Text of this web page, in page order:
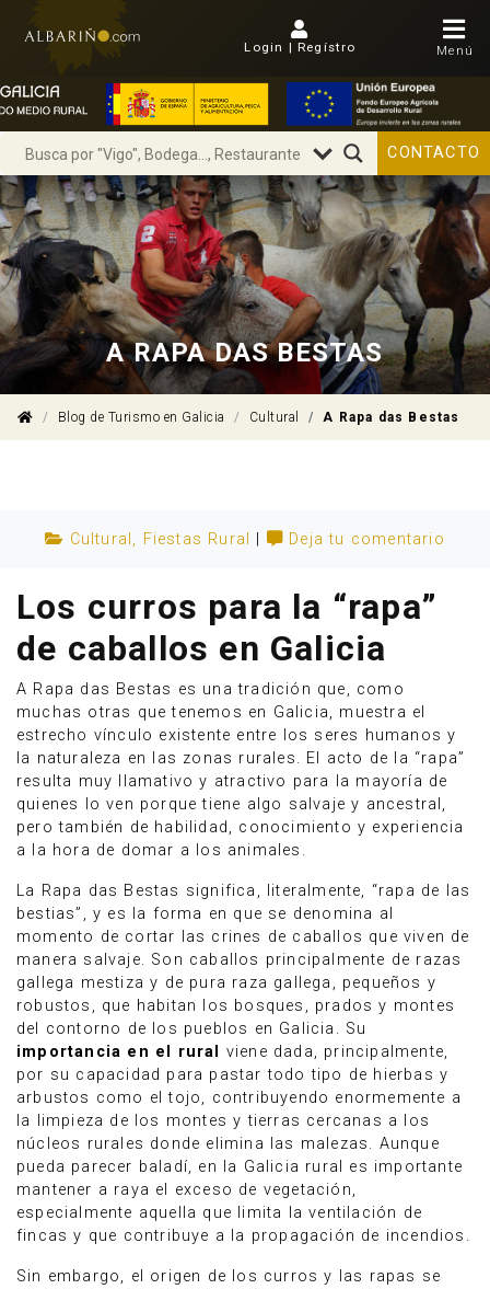
Login | Regístro Menú
CONTACTO
A RAPA DAS BESTAS
Blog de Turismo en Galicia Cultural A Rapa das Bestas
Cultural , Fiestas Rural Deja tu comentario
Los curros para la “rapa”
de caballos en Galicia
A Rapa das Bestas es una tradición que, como
muchas otras que tenemos en Galicia, muestra el
estrecho vínculo existente entre los seres humanos y
la naturaleza en las zonas rurales. El acto de la “rapa”
resulta muy llamativo y atractivo para la mayoría de
quienes lo ven porque tiene algo salvaje y ancestral,
pero también de habilidad, conocimiento y experiencia
a la hora de domar a los animales.
La Rapa das Bestas significa, literalmente, “rapa de las
bestias”, y es la forma en que se denomina al
momento de cortar las crines de caballos que viven de
manera salvaje. Son caballos principalmente de razas
gallega mestiza y de pura raza gallega, pequeños y
robustos, que habitan los bosques, prados y montes
del contorno de los pueblos en Galicia. Su
importancia en el rural
viene dada, principalmente,
por su capacidad para pastar todo tipo de hierbas y
arbustos como el tojo, contribuyendo enormemente a
la limpieza de los montes y tierras cercanas a los
núcleos rurales donde elimina las malezas. Aunque
pueda parecer baladí, en la Galicia rural es importante
mantener a raya el exceso de vegetación,
especialmente aquella que limita la ventilación de
fincas y que contribuye a la propagación de incendios.
Sin embargo, el origen de los curros y las rapas se